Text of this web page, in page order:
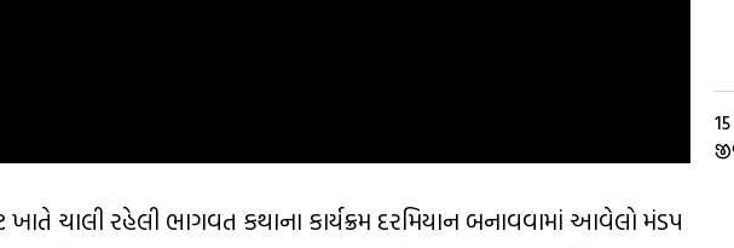
ચાલી રહેલી ભાગવત કથાના કાર્યક્રમ દરમિયાન બનાવવામાં આવેલો મંડપ